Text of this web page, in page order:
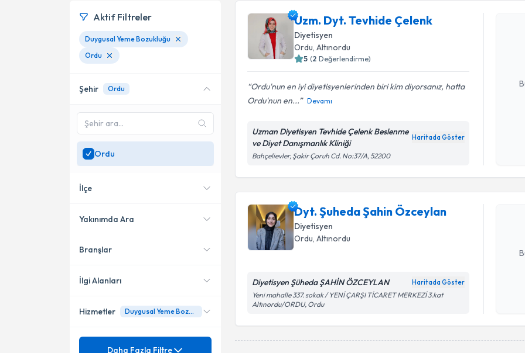
Uzm. Dyt. Tevhide Çelenk
Diyetisyen
Ordu, Altınordu
5 (2 Değerlendirme)
Ordu'nun en iyi diyetisyenlerinden biri kim diyorsanız, hatta
Ordu'nun en...
Devamı
Uzman Diyetisyen Tevhide Çelenk Beslenme
ve Diyet Danışmanlık Kliniği
Haritada Göster
Bahçelievler, Şakir Çoruh Cd. No:37/A, 52200
Dyt. Şuheda Şahin Özceylan
Diyetisyen
Ordu, Altınordu
Diyetisyen Şüheda ŞAHİN ÖZCEYLAN Haritada Göster
Yeni mahalle 337. sokak / YENİ ÇARŞI TİCARET MERKEZİ 3.kat
Altınordu/ORDU, Ordu
Dyt.
oluşturun.
Aktif Filtreler
Duygusal Yeme Bozukluğu
Ordu
Şehir Ordu
Ordu
İlçe
Altınordu
Yakınımda Ara
Konumuma yakın uzmanları
Branşlar
Diyetisyen
İlgi Alanları
Aşırı Kilo Alımı
Hizmetler Duygusal Yeme Bozukluğu
Mezuniyet
Daha Fazla Filtre